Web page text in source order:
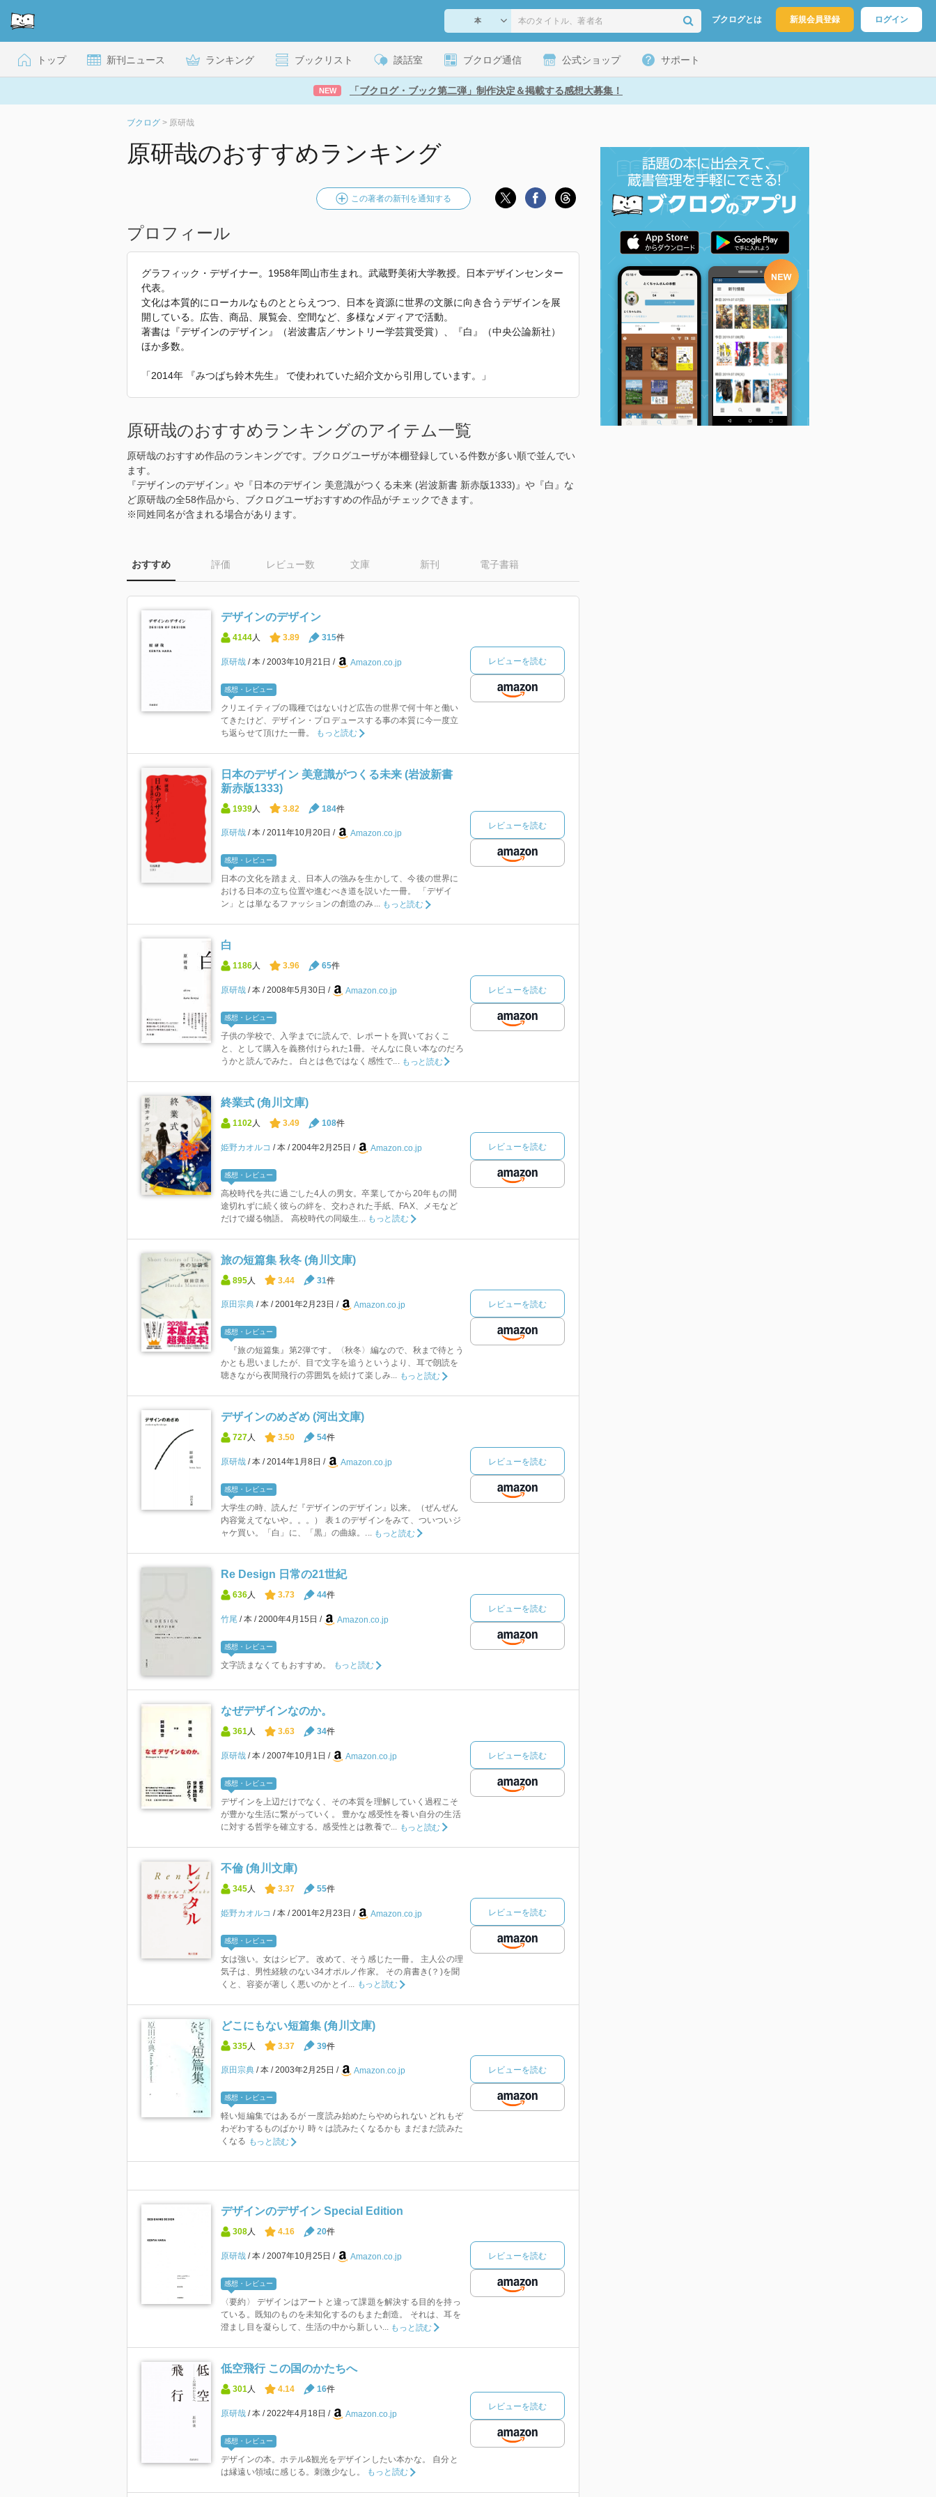
ブクログとは 新規会員登録 ログイン
トップ 新刊ニュース ランキング ブックリスト 談話室 ブクログ通信 公式ショップ サポート
NEW 「ブクログ・ブック第二弾」制作決定＆掲載する感想大募集！
ブクログ > 原研哉
原研哉のおすすめランキング
この著者の新刊を通知する
プロフィール
グラフィック・デザイナー。1958年岡山市生まれ。武蔵野美術大学教授。日本デザインセンター
代表。
文化は本質的にローカルなものととらえつつ、日本を資源に世界の文脈に向き合うデザインを展
開している。広告、商品、展覧会、空間など、多様なメディアで活動。
著書は『デザインのデザイン』（岩波書店／サントリー学芸賞受賞）、『白』（中央公論新社）
ほか多数。
「2014年 『みつばち鈴木先生』 で使われていた紹介文から引用しています。」
原研哉のおすすめランキングのアイテム一覧
原研哉のおすすめ作品のランキングです。ブクログユーザが本棚登録している件数が多い順で並んでい
ます。
『デザインのデザイン』や『日本のデザイン 美意識がつくる未来 (岩波新書 新赤版1333)』や『白』な
ど原研哉の全58作品から、ブクログユーザおすすめの作品がチェックできます。
※同姓同名が含まれる場合があります。
おすすめ 評価 レビュー数 文庫 新刊 電子書籍
デザインのデザイン
4144人 3.89 315件
原研哉 本 2003年10月21日 Amazon.co.jp
感想・レビュー
クリエイティブの職種ではないけど広告の世界で何十年と働い
てきたけど、デザイン・プロデュースする事の本質に今一度立
ち返らせて頂けた一冊。
もっと読む
レビューを読む
日本のデザイン 美意識がつくる未来 (岩波新書
新赤版1333)
1939 人 3.82 184件
原研哉 本 2011年10月20日 Amazon.co.jp
感想・レビュー
日本の文化を踏まえ、日本人の強みを生かして、今後の世界に
おける日本の立ち位置や進むべき道を説いた一冊。 「デザイ
ン」とは単なるファッションの創造のみ... もっと読む
レビューを読む
白
1186人 3.96 65件
原研哉 本 2008年5月30日 Amazon.co.jp
感想・レビュー
子供の学校で、入学までに読んで、レポートを買いておくこ
と、として購入を義務付けられた1冊。そんなに良い本なのだろ
うかと読んでみた。 白とは色ではなく感性で... もっと読む
レビューを読む
終業式 (角川文庫)
1102 人 3.49 108件
姫野カオルコ 本 2004年2月25日 Amazon.co.jp
感想・レビュー
高校時代を共に過ごした4人の男女。卒業してから20年もの間
途切れずに続く彼らの絆を、交わされた手紙、FAX、メモなど
だけで綴る物語。 高校時代の同級生...
もっと読む
レビューを読む
旅の短篇集 秋冬 (角川文庫)
895 人 3.44 31件
原田宗典 本 2001年2月23日 Amazon.co.jp
感想・レビュー
『旅の短篇集』第2弾です。〈秋冬〉編なので、秋まで待とう
かとも思いましたが、目で文字を追うというより、耳で朗読を
聴きながら夜間飛行の雰囲気を続けて楽しみ... もっと読む
レビューを読む
デザインのめざめ (河出文庫)
727人 3.50 54件
原研哉 本 2014年1月8日 Amazon.co.jp
感想・レビュー
大学生の時、読んだ『デザインのデザイン』以来。（ぜんぜん
内容覚えてないや。。。） 表１のデザインをみて、ついついジ
ャケ買い。「白」に、「黒」の曲線。... もっと読む
レビューを読む
Re Design 日常の21世紀
636 人 3.73 44件
竹尾 本 2000年4月15日 Amazon.co.jp
感想・レビュー
文字読まなくてもおすすめ。 もっと読む
レビューを読む
なぜデザインなのか。
361人 3.63 34件
原研哉 本 2007年10月1日 Amazon.co.jp
感想・レビュー
デザインを上辺だけでなく、その本質を理解していく過程こそ
が豊かな生活に繋がっていく。 豊かな感受性を養い自分の生活
に対する哲学を確立する。感受性とは教養で... もっと読む
レビューを読む
不倫 (角川文庫)
345 人 3.37 55件
姫野カオルコ 本 2001年2月23日 Amazon.co.jp
感想・レビュー
女は強い。女はシビア。 改めて、そう感じた一冊。 主人公の理
気子は、男性経験のない34才ポルノ作家。 その肩書き(？)を聞
くと、容姿が著しく悪いのかとイ...
もっと読む
レビューを読む
どこにもない短篇集 (角川文庫)
335 人 3.37 39件
原田宗典 本 2003年2月25日 Amazon.co.jp
感想・レビュー
軽い短編集ではあるが 一度読み始めたらやめられない どれもぞ
わぞわするものばかり 時々は読みたくなるかも まだまだ読みた
くなる もっと読む
レビューを読む
デザインのデザイン Special Edition
308人 4.16 20件
原研哉 本 2007年10月25日 Amazon.co.jp
感想・レビュー
〈要約〉 デザインはアートと違って課題を解決する目的を持っ
ている。既知のものを未知化するのもまた創造。 それは、耳を
澄まし目を凝らして、生活の中から新しい... もっと読む
レビューを読む
低空飛行 この国のかたちへ
301 人 4.14 16件
原研哉 本 2022年4月18日 Amazon.co.jp
感想・レビュー
デザインの本。ホテル&観光をデザインしたい本かな。 自分と
は縁遠い領域に感じる。刺激少なし。
もっと読む
レビューを読む